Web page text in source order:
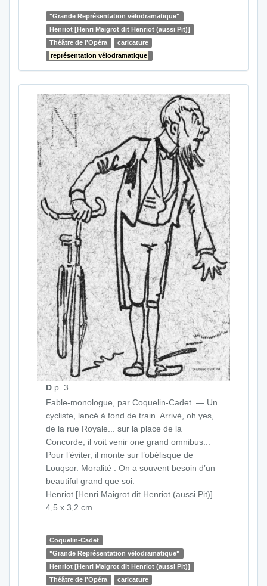
"Grande Représentation vélodramatique"
Henriot [Henri Maigrot dit Henriot (aussi Pit)]
Théâtre de l'Opéra
caricature
représentation vélodramatique
D p. 3
Fable-monologue, par Coquelin-Cadet. — Un
cycliste, lancé à fond de train. Arrivé, oh yes,
de la rue Royale... sur la place de la
Concorde, il voit venir one grand omnibus...
Pour l’éviter, il monte sur l’obélisque de
Louqsor. Moralité : On a souvent besoin d’un
beautiful grand que soi.
Henriot [Henri Maigrot dit Henriot (aussi Pit)]
4,5 x 3,2 cm
Coquelin-Cadet
"Grande Représentation vélodramatique"
Henriot [Henri Maigrot dit Henriot (aussi Pit)]
Théâtre de l'Opéra
caricature